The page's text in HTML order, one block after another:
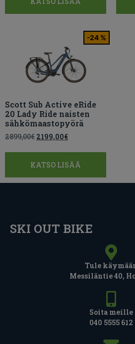
-24 %
Scott Sub Active eRide
20 Lady Ride naisten
sähkömaastopyörä
2899,00€ 2199,00€
KATSO LISÄÄ
SKI OUT BIKE
Tule
Messiläntie 40,
Soita meille
040 5555 612